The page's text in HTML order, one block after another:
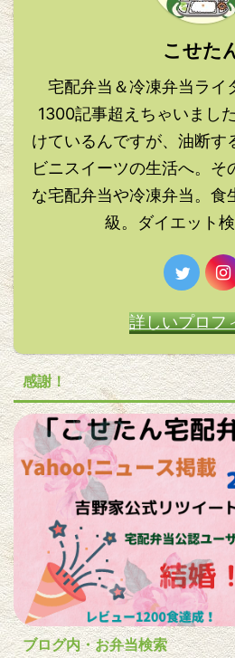
こせた
宅配弁当＆冷凍弁当ライ
1300記事超えちゃいまし
けているんですが、油断す
ビニスイーツの生活へ。そ
な宅配弁当や冷凍弁当。食
級。ダイエット検
詳しいプロフ
感謝！
ブログ内・お弁当検索